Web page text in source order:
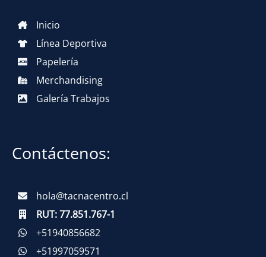
Inicio
Línea Deportiva
Papelería
Merchandising
Galería Trabajos
Contáctenos:
hola@tacnacentro.cl
RUT:77.851.767-1
+51940856682
+51997059571